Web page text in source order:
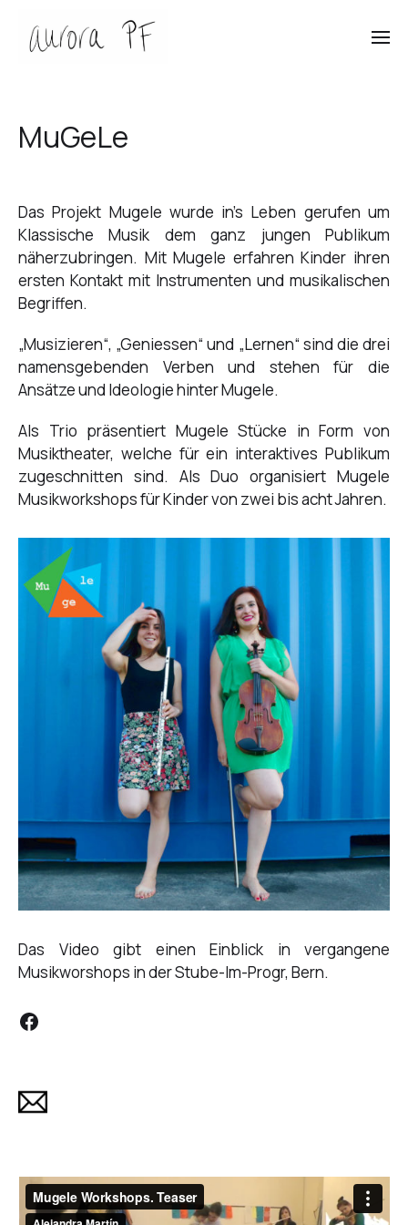
MuGeLe
Das Projekt Mugele wurde in’s Leben gerufen um
Klassische Musik dem ganz jungen Publikum
näherzubringen. Mit Mugele erfahren Kinder ihren
ersten Kontakt mit Instrumenten und musikalischen
Begriffen.
„Musizieren“, „Geniessen“ und „Lernen“ sind die drei
namensgebenden Verben und stehen für die
Ansätze und Ideologie hinter Mugele.
Als Trio präsentiert Mugele Stücke in Form von
Musiktheater, welche für ein interaktives Publikum
zugeschnitten sind. Als Duo organisiert Mugele
Musikworkshops für Kinder von zwei bis acht Jahren.
Das Video gibt einen Einblick in vergangene
Musikworshops in der Stube-Im-Progr, Bern.